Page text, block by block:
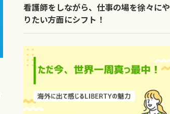
看護師をしながら、仕事の場を徐々にや
りたい方面にシフト！